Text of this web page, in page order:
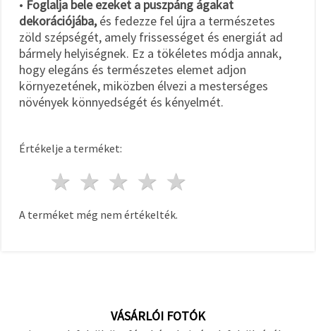
• Foglalja bele ezeket a puszpáng ágakat
dekorációjába,és fedezze fel újra a természetes
zöld szépségét, amely frissességet és energiát ad
bármely helyiségnek. Ez a tökéletes módja annak,
hogy elegáns és természetes elemet adjon
környezetének, miközben élvezi a mesterséges
növények könnyedségét és kényelmét.
Értékelje a terméket:
4 csillagok
3 csillagok
2 csillagok
1 csillag
A terméket még nem értékelték.
VÁSÁRLÓI FOTÓK